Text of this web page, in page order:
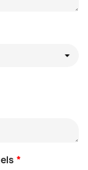
*